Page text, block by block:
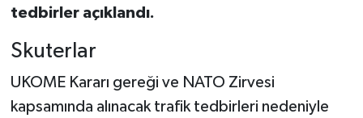
tedbirler açıklandı.
Skuterlar
UKOME Kararı gereği ve NATO Zirvesi
kapsamında alınacak trafik tedbirleri nedeniyle